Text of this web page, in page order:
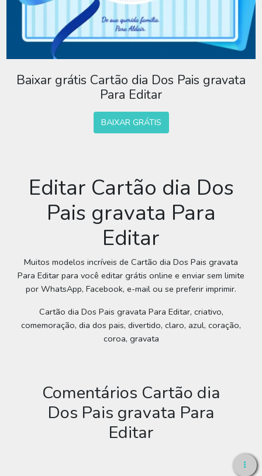
Baixar grátis Cartão dia Dos Pais gravata
Para Editar
BAIXAR GRÁTIS
Editar Cartão dia Dos
Pais gravata Para
Editar
Muitos modelos incríveis de Cartão dia Dos Pais gravata
Para Editar para você editar grátis online e enviar sem limite
por WhatsApp, Facebook, e-mail ou se preferir imprimir.
Cartão dia Dos Pais gravata Para Editar, criativo,
comemoração, dia dos pais, divertido, claro, azul, coração,
coroa, gravata
Comentários Cartão dia
Dos Pais gravata Para
Editar